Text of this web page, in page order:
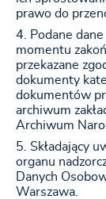
prawo do
Podane
momentu
przekazane
dokumenty
dokumentów
archiwum
Archiwum
Składający
organu
Danych
Warszawa.